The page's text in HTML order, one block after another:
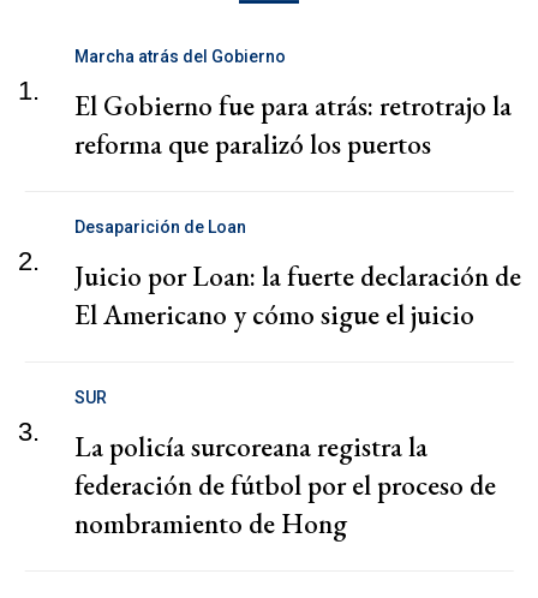
1.
Marcha atrás del Gobierno
El Gobierno fue para atrás: retrotrajo la
reforma que paralizó los puertos
2.
Desaparición de Loan
Juicio por Loan: la fuerte declaración de
El Americano y cómo sigue el juicio
3.
SUR
La policía surcoreana registra la
federación de fútbol por el proceso de
nombramiento de Hong